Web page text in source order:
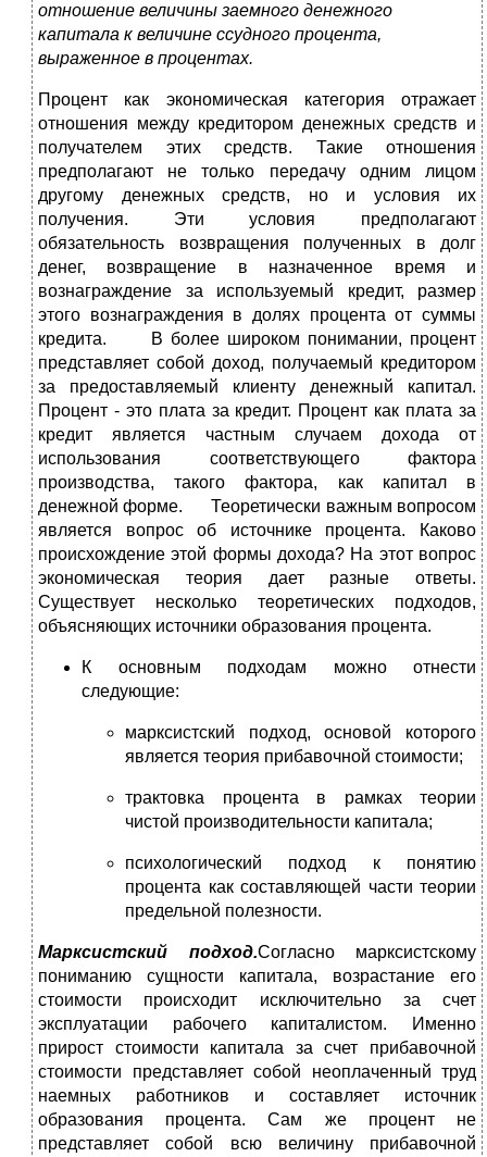
отношение величины заемного денежного
капитала к величине ссудного процента,
выраженное в процентах.
Процент как экономическая категория отражает
отношения между кредитором денежных средств и
получателем этих средств. Такие отношения
предполагают не только передачу одним лицом
другому денежных средств, но и условия их
получения. Эти условия предполагают
обязательность возвращения полученных в долг
денег, возвращение в назначенное время и
вознаграждение за используемый кредит, размер
этого вознаграждения в долях процента от суммы
кредита. В более широком понимании, процент
представляет собой доход, получаемый кредитором
за предоставляемый клиенту денежный капитал.
Процент - это плата за кредит. Процент как плата за
кредит является частным случаем дохода от
использования соответствующего фактора
производства, такого фактора, как капитал в
денежной форме. Теоретически важным вопросом
является вопрос об источнике процента. Каково
происхождение этой формы дохода? На этот вопрос
экономическая теория дает разные ответы.
Существует несколько теоретических подходов,
объясняющих источники образования процента.
К основным подходам можно отнести
следующие:
марксистский подход, основой которого
является теория прибавочной стоимости;
трактовка процента в рамках теории
чистой производительности капитала;
психологический подход к понятию
процента как составляющей части теории
предельной полезности.
Марксистский подход.Согласно марксистскому
пониманию сущности капитала, возрастание его
стоимости происходит исключительно за счет
эксплуатации рабочего капиталистом. Именно
прирост стоимости капитала за счет прибавочной
стоимости представляет собой неоплаченный труд
наемных работников и составляет источник
образования процента. Сам же процент не
представляет собой всю величину прибавочной